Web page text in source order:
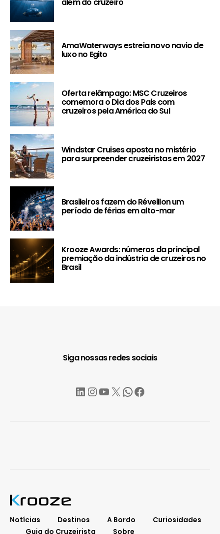
AmaWaterways estreia novo navio de
luxo no Egito
Oferta relâmpago: MSC Cruzeiros
comemora o Dia dos Pais com
cruzeiros pela América do Sul
Windstar Cruises aposta no mistério
para surpreender cruzeiristas em 2027
Brasileiros fazem do Réveillon um
período de férias em alto-mar
Krooze Awards: números da principal
premiação da indústria de cruzeiros no
Brasil
Siga nossas redes sociais
LinkedIn
Instagram
YouTube
X WhatsApp
Facebook
Notícias Destinos A Bordo
Curiosidades
Guia do Cruzeirista
Sobre